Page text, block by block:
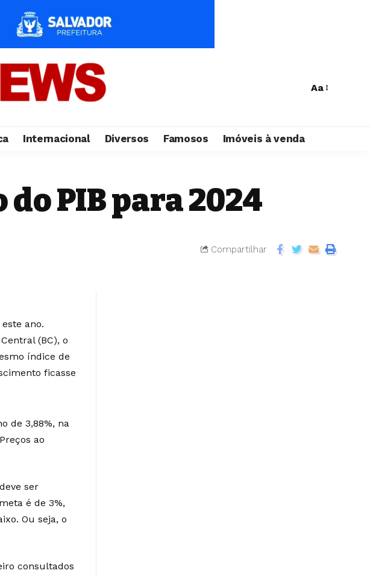
Aa
Internacional Diversos Famosos Imóveis à venda
PIB para 2024
Compartilhar
ano.
(BC), o
índice de
ficasse
de 3,88%, na
ao
ser
é de 3%,
Ou seja, o
consultados